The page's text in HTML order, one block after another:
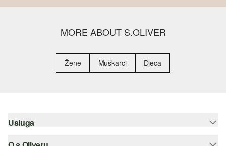
MORE ABOUT S.OLIVER
Žene Muškarci Djeca
Usluga